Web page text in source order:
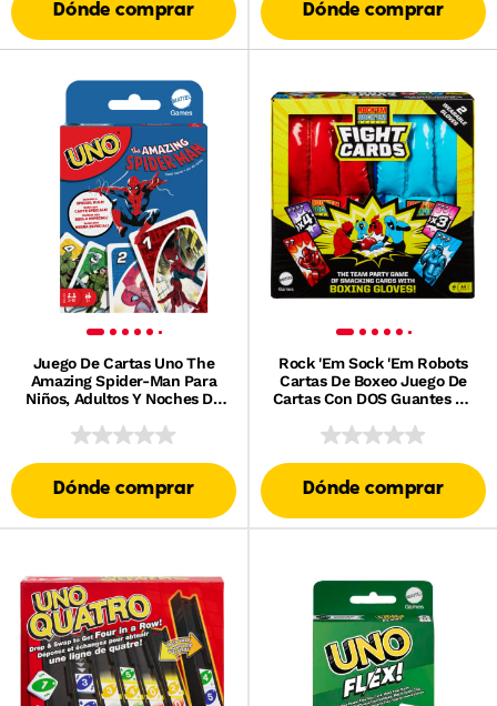
Dónde comprar Dónde comprar
Juego De Cartas Uno The
Amazing Spider-Man Para
Niños, Adultos Y Noches De
En La Serie De Cómics De
Dónde comprar
Rock 'Em Sock 'Em Robots
Cartas De Boxeo Juego De
Cartas Con DOS Guantes De
Fiestas
Dónde comprar